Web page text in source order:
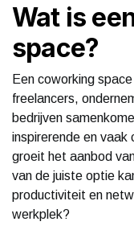
Wat is
space?
Een coworking
freelancers,
bedrijven
inspirerende en vaak
groeit het aanbod
van de juiste optie
productiviteit en
werkplek?